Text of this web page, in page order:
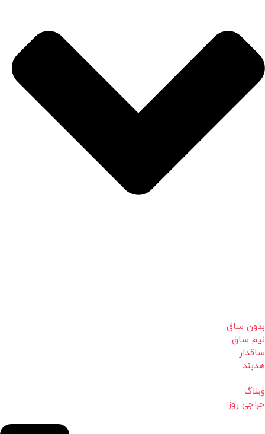
بدون ساق
نیم ساق
ساقدار
هدبند
وبلاگ
حراجی روز